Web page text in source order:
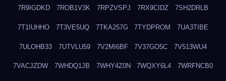
7R9IGDKD 7ROB1V3K 7RPZVSPJ 7RX9CIDZ 7SH2DRLB
7T1IUHHO 7T3VE5UQ 7TKA257G 7TYDPROM 7UA3TIBE
7ULOHB33 7UTVLU59 7V2MI6BF 7V37GO5C 7V513WU4
7VACJZDW 7WHDQ1JB 7WHY4Z0N 7WQXY6L4 7WRFNCB0